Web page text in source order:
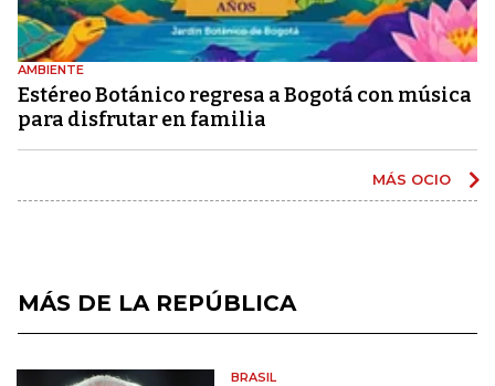
AMBIENTE
Estéreo Botánico regresa a Bogotá con música
para disfrutar en familia
MÁS OCIO
MÁS DE LA REPÚBLICA
BRASIL